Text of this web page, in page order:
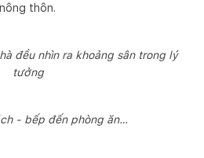
thôn.
đều nhìn ra khoảng sân trong lý
tưởng
- bếp đến phòng ăn…